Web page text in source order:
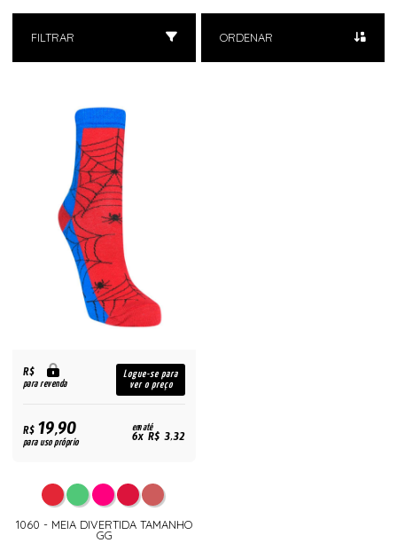
FILTRAR ORDENAR
R$
para revenda
Logue-se para
ver o preço
R$19,90
para uso próprio
em até
6x R$ 3,32
1060 - MEIA DIVERTIDA TAMANHO
GG